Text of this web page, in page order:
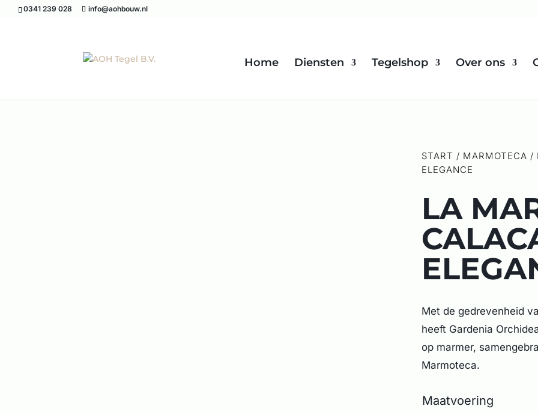
0341 239 028 info@aohbouw.nl
Home Diensten Tegelshop Over ons
START / MARMOTECA /
ELEGANCE
LA
Met de gedrevenheid
heeft Gardenia
op marmer,
Marmoteca.
Maatvoering